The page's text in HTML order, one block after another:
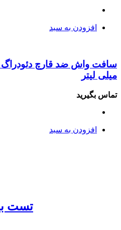
افزودن به سبد
میلی لیتر
تماس بگیرید
افزودن به سبد
تست